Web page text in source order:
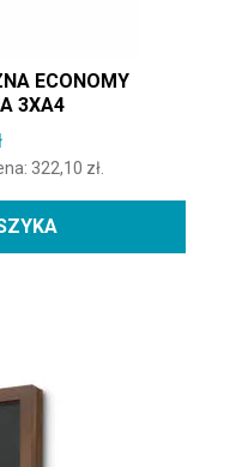
ECONOMY
3XA4
322,10 zł.